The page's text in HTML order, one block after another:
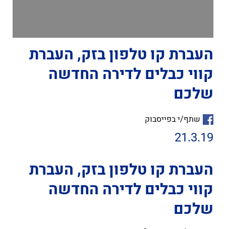
העברת קו טלפון בזק, העברת
קווי כבלים לדירה החדשה
שלכם
שתף/י בפייסבוק
21.3.19
העברת קו טלפון בזק, העברת
קווי כבלים לדירה החדשה
שלכם